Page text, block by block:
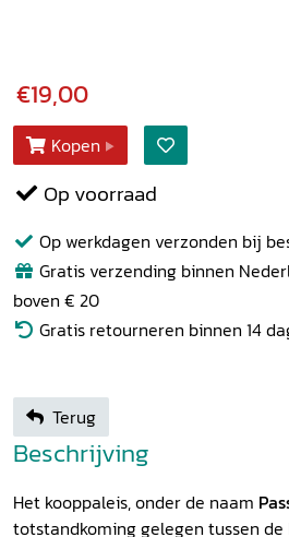
€19,00
Kopen
Op voorraad
Op werkdagen verzonden bij
Gratis verzending binnen
boven € 20
Gratis retourneren binnen 14
Terug
Beschrijving
Het kooppaleis, onder de naam
totstandkoming gelegen tussen